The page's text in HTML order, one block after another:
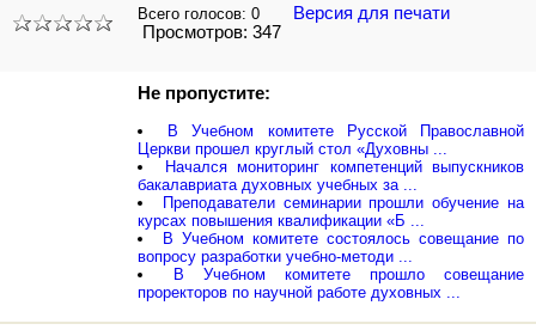
Всего голосов: 0
Версия для печати
Просмотров: 347
Не пропустите:
В Учебном комитете Русской Православной
Церкви прошел круглый стол «Духовны ...
Начался мониторинг компетенций выпускников
бакалавриата духовных учебных за ...
Преподаватели семинарии прошли обучение на
курсах повышения квалификации «Б ...
В Учебном комитете состоялось совещание по
вопросу разработки учебно-методи ...
В Учебном комитете прошло совещание
проректоров по научной работе духовных ...